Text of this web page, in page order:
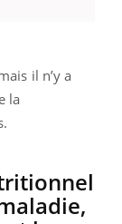
il n’y a
la